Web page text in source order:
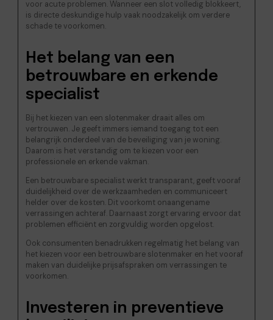
voor acute problemen. Wanneer een slot volledig blokkeert,
is directe deskundige hulp vaak noodzakelijk om verdere
schade te voorkomen.
Het belang van een
betrouwbare en erkende
specialist
Bij het kiezen van een slotenmaker draait alles om
vertrouwen. Je geeft immers iemand toegang tot een
belangrijk onderdeel van de beveiliging van je woning.
Daarom is het verstandig om te kiezen voor een
professionele en erkende vakman.
Een betrouwbare specialist werkt transparant, geeft vooraf
duidelijkheid over de werkzaamheden en communiceert
helder over de kosten. Dit voorkomt onaangename
verrassingen achteraf. Daarnaast zorgt ervaring ervoor dat
problemen efficiënt en zorgvuldig worden opgelost.
Ook consumenten benadrukken regelmatig het belang van
het kiezen voor een betrouwbare slotenmaker en het vooraf
maken van duidelijke prijsafspraken om verrassingen te
voorkomen.
Investeren in preventieve